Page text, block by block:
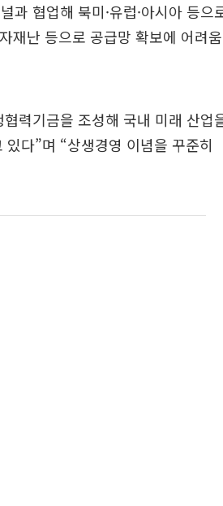
과 협업해 북미·유럽·아시아 등으
재난 등으로 공급망 확보에 어려움
력기금을 조성해 국내 미래 산업
다”며 “상생경영 이념을 꾸준히